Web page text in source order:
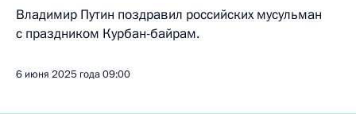
Владимир Путин поздравил российских мусульман
с праздником Курбан-байрам.
6 июня 2025 года09:00